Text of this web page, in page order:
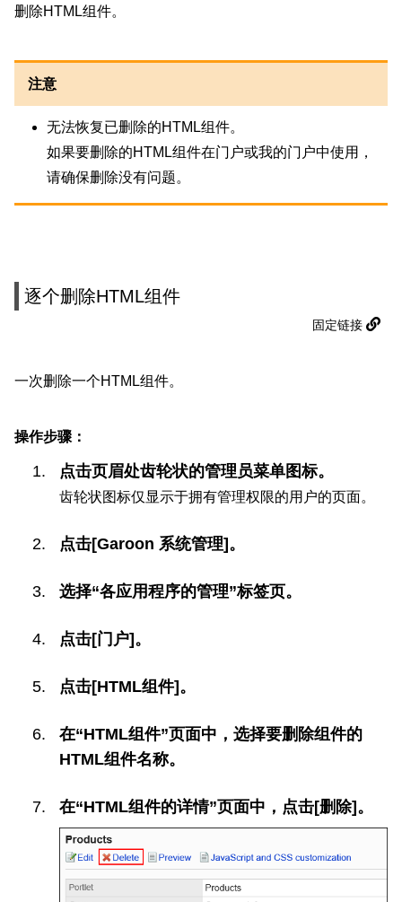
删除HTML组件。
注意
无法恢复已删除的HTML组件。
如果要删除的HTML组件在门户或我的门户中使用，
请确保删除没有问题。
逐个删除HTML组件
固定链接
一次删除一个HTML组件。
操作步骤：
点击页眉处齿轮状的管理员菜单图标。
齿轮状图标仅显示于拥有管理权限的用户的页面。
点击[Garoon 系统管理]。
选择“各应用程序的管理”标签页。
点击[门户]。
点击[HTML组件]。
在“HTML组件”页面中，选择要删除组件的
HTML组件名称。
在“HTML组件的详情”页面中，点击[删除]。